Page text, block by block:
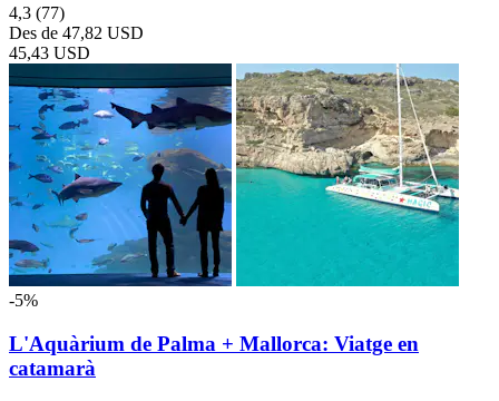
4,3 (77)
Des de 47,82 USD
45,43 USD
-5%
L'Aquàrium de Palma + Mallorca: Viatge en
catamarà